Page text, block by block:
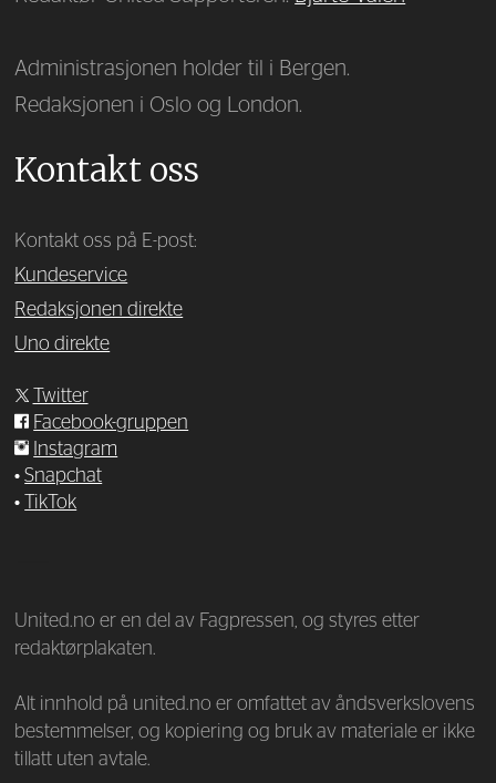
Administrasjonen holder til i Bergen.
Redaksjonen i Oslo og London.
Kontakt oss
Kontakt oss på E-post:
Kundeservice
Redaksjonen direkte
Uno direkte
Twitter
Facebook-gruppen
Instagram
•Snapchat
•
TikTok
United.no er en del av Fagpressen, og styres etter
redaktørplakaten.
Alt innhold på united.no er omfattet av åndsverkslovens
bestemmelser, og kopiering og bruk av materiale er ikke
tillatt uten avtale.